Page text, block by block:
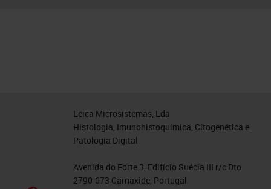
Leica Microsistemas, Lda
Histologia, Imunohistoquímica, Citogenética e
Patologia Digital
Avenida do Forte 3, Edifício Suécia III r/c Dto
2790-073 Carnaxide, Portugal